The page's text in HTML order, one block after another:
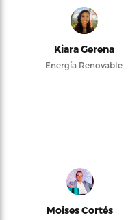
Kiara Gerena
Energía Renovable
Moises Cortés